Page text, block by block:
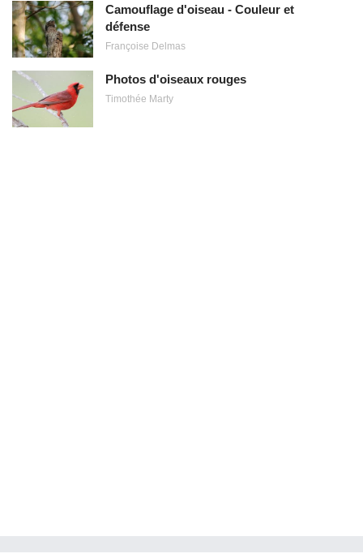
Camouflage d'oiseau - Couleur et
défense
Françoise Delmas
Photos d'oiseaux rouges
Timothée Marty